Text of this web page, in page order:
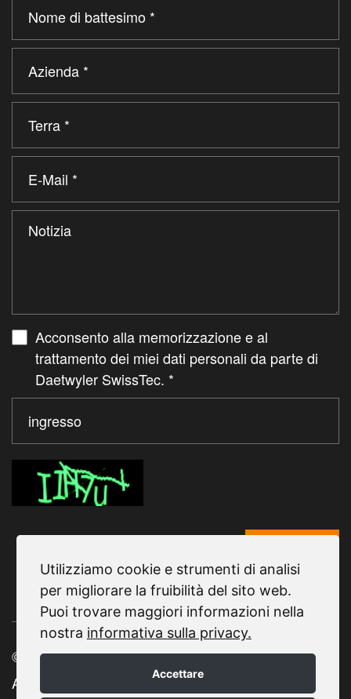
Utilizziamo cookie e strumenti di analisi
per migliorare la fruibilità del sito web.
Puoi trovare maggiori informazioni nella
nostra informativa sulla privacy.
Accettare
Acconsento alla memorizzazione e al
trattamento dei miei dati personali da parte di
Daetwyler SwissTec. *
© 2025 Daetwyler SwissTec
Avviso legale |
Informativa sulla privacy |